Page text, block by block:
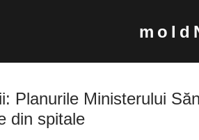
Planurile Ministerului
din spitale